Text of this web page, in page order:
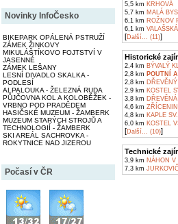
Novinky InfoČesko
BIKEPARK OPÁLENÁ PSTRUŽÍ
ZÁMEK ŽINKOVY
MIKULÁŠTÍKOVO FOJTSTVÍ V
JASENNÉ
ZÁMEK LEŠANY
LESNÍ DIVADLO SKALKA -
PODLESÍ
ALPALOUKA - ŽELEZNÁ RUDA
PŮJČOVNA KOL A KOLOBĚŽEK -
VRBNO POD PRADĚDEM
HASIČSKÉ MUZEUM - ŽAMBERK
MUZEUM STARÝCH STROJŮ A
TECHNOLOGIÍ - ŽAMBERK
SKI AREÁL SACHROVKA -
ROKYTNICE NAD JIZEROU
Počasí v ČR
5,5 km KRHOVÁ
5,7 km MALÁ
6,1 km ROŽNOV
6,1 km
[Další... (11)]
Historické
2,4 km BÝVALÝ
2,8 km POUTNÍ
2,8 km
2,9 km KOSTEL
3,8 km
4,6 km
4,8 km KAPLE
6,0 km KOSTEL
[Další... (10)]
Technické
3,9 km NÁHON V
7,3 km